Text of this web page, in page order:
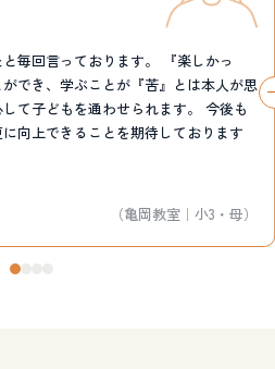
毎回言っております。 『楽しかっ
でき、学ぶことが『苦』とは本人が思
て子どもを通わせられます。 今後も
向上できることを期待しております
（亀岡教室｜小3・母）